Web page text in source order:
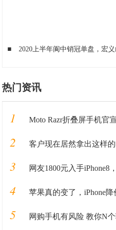
■ 2020上半年阆中销冠单盘，宏
热门资讯
1 Moto Razr折叠屏手机官宣 / 华
2 客户现在居然拿出这样的电脑
3 网友1800元入手iPhone8
4 苹果真的变了，iPhone降
5 网购手机有风险 教你N